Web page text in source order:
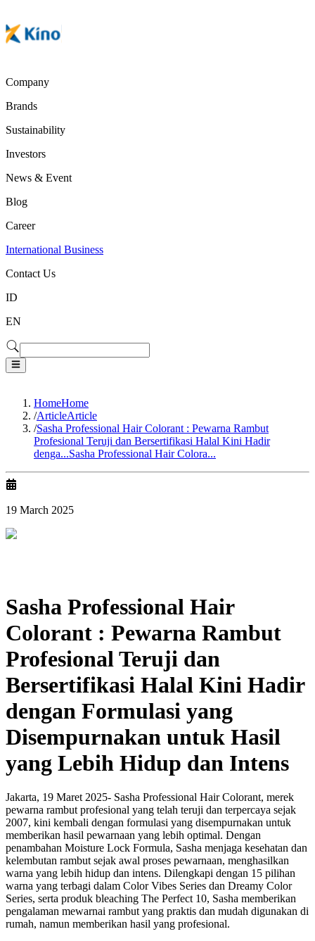
Company
Brands
Sustainability
Investors
News & Event
Blog
Career
International Business
Contact Us
ID
EN
HomeHome
/ArticleArticle
/Sasha Professional Hair Colorant : Pewarna Rambut
Profesional Teruji dan Bersertifikasi Halal Kini Hadir
denga...Sasha Professional Hair Colora...
19 March 2025
Sasha Professional Hair
Colorant : Pewarna Rambut
Profesional Teruji dan
Bersertifikasi Halal Kini Hadir
dengan Formulasi yang
Disempurnakan untuk Hasil
yang Lebih Hidup dan Intens
Jakarta, 19 Maret 2025- Sasha Professional Hair Colorant, merek
pewarna rambut profesional yang telah teruji dan terpercaya sejak
2007, kini kembali dengan formulasi yang disempurnakan untuk
memberikan hasil pewarnaan yang lebih optimal. Dengan
penambahan Moisture Lock Formula, Sasha menjaga kesehatan dan
kelembutan rambut sejak awal proses pewarnaan, menghasilkan
warna yang lebih hidup dan intens. Dilengkapi dengan 15 pilihan
warna yang terbagi dalam Color Vibes Series dan Dreamy Color
Series, serta produk bleaching The Perfect 10, Sasha memberikan
pengalaman mewarnai rambut yang praktis dan mudah digunakan di
rumah, namun memberikan hasil yang profesional.